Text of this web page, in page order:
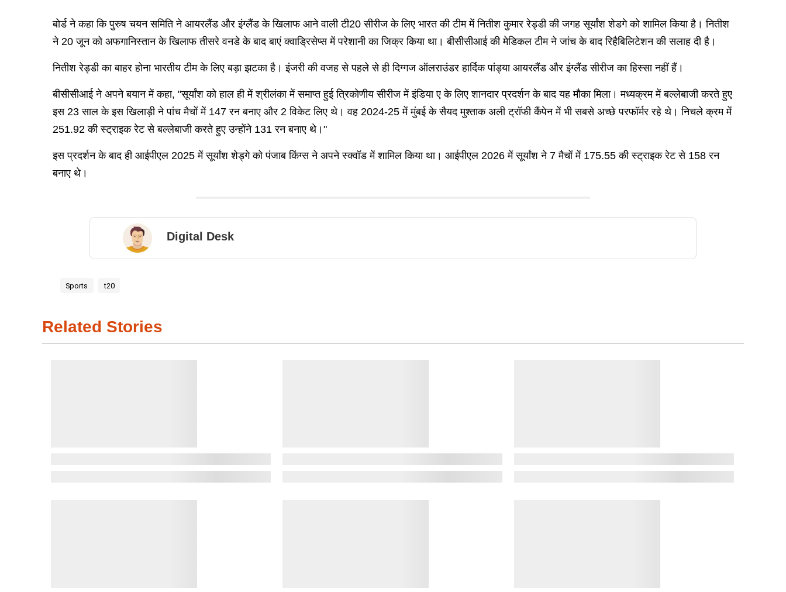
बोर्ड ने कहा कि पुरुष चयन समिति ने आयरलैंड और इंग्लैंड के खिलाफ आने वाली टी20 सीरीज के लिए भारत की टीम में नितीश कुमार रेड्डी की जगह सूर्यांश शेडगे को शामिल किया है। नितीश
ने 20 जून को अफगानिस्तान के खिलाफ तीसरे वनडे के बाद बाएं क्वाड्रिसेप्स में परेशानी का जिक्र किया था। बीसीसीआई की मेडिकल टीम ने जांच के बाद रिहैबिलिटेशन की सलाह दी है।
नितीश रेड्डी का बाहर होना भारतीय टीम के लिए बड़ा झटका है। इंजरी की वजह से पहले से ही दिग्गज ऑलराउंडर हार्दिक पांड्या आयरलैंड और इंग्लैंड सीरीज का हिस्सा नहीं हैं।
बीसीसीआई ने अपने बयान में कहा, "सूर्यांश को हाल ही में श्रीलंका में समाप्त हुई त्रिकोणीय सीरीज में इंडिया ए के लिए शानदार प्रदर्शन के बाद यह मौका मिला। मध्यक्रम में बल्लेबाजी करते हुए
इस 23 साल के इस खिलाड़ी ने पांच मैचों में 147 रन बनाए और 2 विकेट लिए थे। वह 2024-25 में मुंबई के सैयद मुश्ताक अली ट्रॉफी कैंपेन में भी सबसे अच्छे परफॉर्मर रहे थे। निचले क्रम में
251.92 की स्ट्राइक रेट से बल्लेबाजी करते हुए उन्होंने 131 रन बनाए थे।"
इस प्रदर्शन के बाद ही आईपीएल 2025 में सूर्यांश शेड्गे को पंजाब किंग्स ने अपने स्क्वॉड में शामिल किया था। आईपीएल 2026 में सूर्यांश ने 7 मैचों में 175.55 की स्ट्राइक रेट से 158 रन
बनाए थे।
Digital Desk
Sports t20
Related Stories